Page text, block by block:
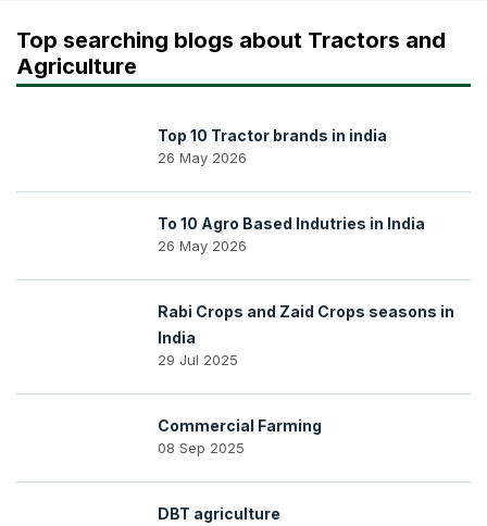
Top searching blogs about Tractors and
Agriculture
Top 10 Tractor brands in india
26 May 2026
To 10 Agro Based Indutries in India
26 May 2026
Rabi Crops and Zaid Crops seasons in
India
29 Jul 2025
Commercial Farming
08 Sep 2025
DBT agriculture